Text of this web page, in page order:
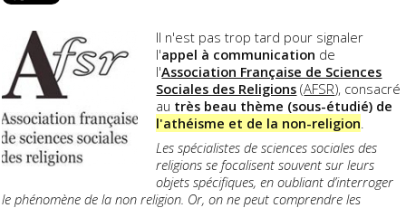
Il n'est pas trop tard pour signaler
l'appel à communication de
l'Association Française de Sciences
Sociales des Religions (AFSR), consacré
au très beau thème (sous-étudié) de
l'athéisme et de la non-religion
Les spécialistes de sciences sociales des
religions se focalisent souvent sur leurs
objets spécifiques, en oubliant d’interroger
le phénomène de la non religion. Or, on ne peut comprendre les